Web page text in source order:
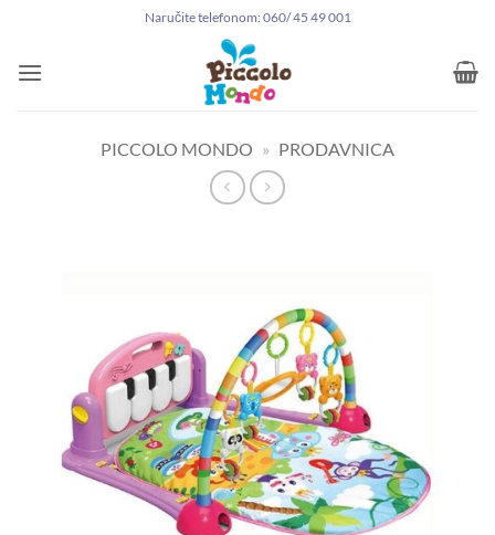
sadržaj
Naručite telefonom: 060/ 45 49 001
PICCOLO MONDO » PRODAVNICA